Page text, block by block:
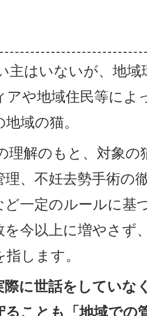
主はいないが、地
アや地域住民等によ
域の猫。
理解のもと、対象
理、不妊去勢手術の
ど一定のルールに基
を今以上に増やさず
します。
際に世話をしてい
ることも「地域での